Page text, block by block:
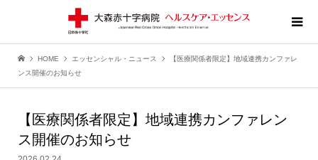
HOME エッセンシャル・ニュース
【医療関係者限定】地域連携カンファレ
ンス開催のお知らせ
【医療関係者限定】地域連携カンファレン
ス開催のお知らせ